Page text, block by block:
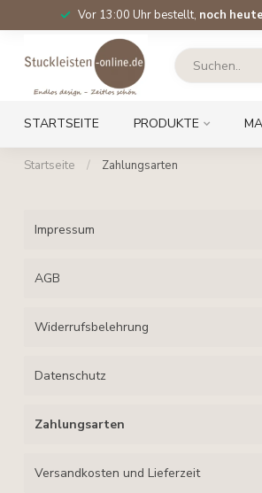
Vor 13:00 Uhr bestellt, noch heute
STARTSEITE PRODUKTE
Startseite / Zahlungsarten
Impressum
AGB
Widerrufsbelehrung
Datenschutz
Zahlungsarten
Versandkosten und Lieferzeit